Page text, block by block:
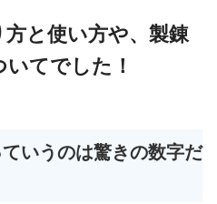
方と使い方や、製錬
てでした！
いうのは驚きの数字だ